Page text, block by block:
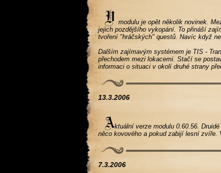
modulu je opět několik novinek.
jejich pozdějšího vykopání. To přináší
tvoření "hráčských" questů. Navíc když
Dalším zajímavým systémem je TIS -
přechodem mezi lokacemi. Stačí se
informaci o situaci v okolí druhé strany
13.3.2006
ktuální verze modulu 0.60.56.
něco kovového a pokud zabijí lesní zvíře.
7.3.2006